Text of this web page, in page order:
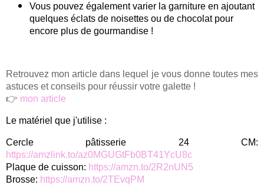
Vous pouvez également varier la garniture en ajoutant
quelques éclats de noisettes ou de chocolat pour
encore plus de gourmandise !
Retrouvez mon article dans lequel je vous donne toutes mes
astuces et conseils pour réussir votre galette !
👉 mon article
Le matériel que j'utilise :
Cercle pâtisserie 24 CM:
https://amzlink.to/az0MGUGtFb0BT41YcU8c
Plaque de cuisson: https://amzn.to/2R2nUN5
Brosse: https://amzn.to/2TEvqPM